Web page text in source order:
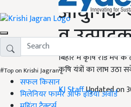
#Top on Krishi Jagran
सफल किसान
मिलेनियर फार्मर ऑफ इंडिया अवॉर्ड
आधुनिक
व
बिहार में कृषि रोड मैप
कृषि यंत्रों का लाभ उठा
KJ StaffUpdated on